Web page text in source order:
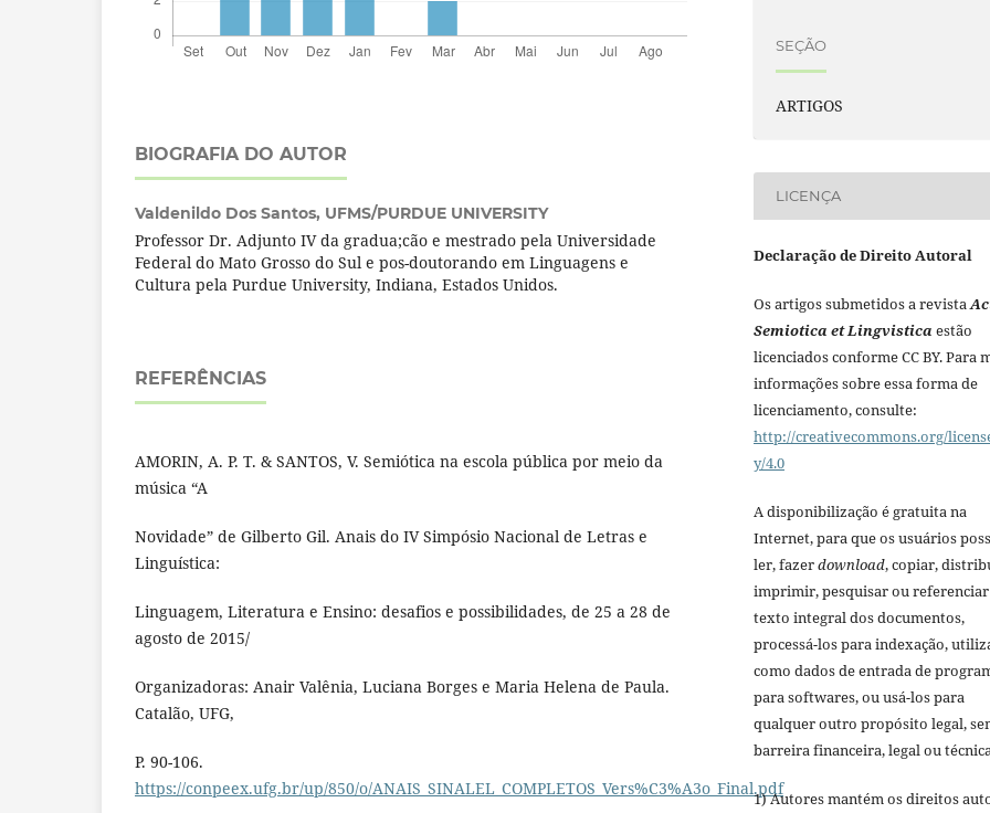
BIOGRAFIA DO AUTOR
Valdenildo Dos Santos, UFMS/PURDUE UNIVERSITY
Professor Dr. Adjunto IV da gradua;cão e mestrado pela Universidade
Federal do Mato Grosso do Sul e pos-doutorando em Linguagens e
Cultura pela Purdue University, Indiana, Estados Unidos.
REFERÊNCIAS
AMORIN, A. P. T. & SANTOS, V. Semiótica na escola pública por meio da
música “A
Novidade” de Gilberto Gil. Anais do IV Simpósio Nacional de Letras e
Linguística:
Linguagem, Literatura e Ensino: desafios e possibilidades, de 25 a 28 de
agosto de 2015/
Organizadoras: Anair Valênia, Luciana Borges e Maria Helena de Paula.
Catalão, UFG,
P. 90-106.
https://conpeex.ufg.br/up/850/o/ANAIS_SINALEL_COMPLETOS_Vers%C3%A3o_Final.pdf
SEÇÃO
ARTIGOS
LICENÇA
Declaração de Direito Autoral
Os artigos submetidos a revista
Semiotica et Lingvistica estão
licenciados conforme CC BY. Para
informações sobre essa forma de
licenciamento, consulte:
http://creativecommons.org/
y/4.0
A disponibilização é gratuita na
Internet, para que os usuários
ler, fazerdownload, copiar,
imprimir, pesquisar ou
texto integral dos documentos,
processá-los para indexação,
como dados de entrada de
para softwares, ou usá-los para
qualquer outro propósito legal,
barreira financeira, legal ou
1) Autores mantém os direitos